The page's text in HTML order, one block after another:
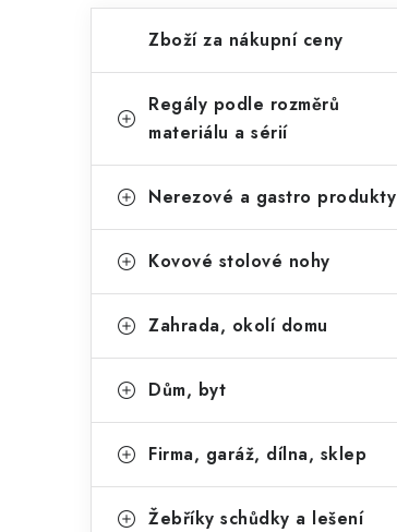
o
t
a
í
n
kategorie
a
g
r
Zboží za nákupní ceny
Regály podle rozměrů
materiálu a sérií
Nerezové a gastro produkty
Kovové stolové nohy
Zahrada, okolí domu
Dům, byt
Firma, garáž, dílna, sklep
Žebříky schůdky a lešení